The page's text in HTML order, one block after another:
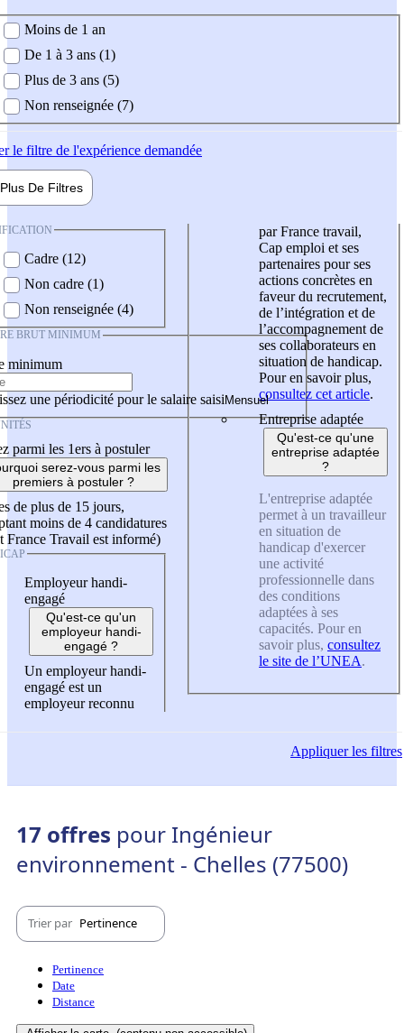
demandée
Moins de 1 an
De 1 à 3 ans (1)
Plus de 3 ans (5)
Non renseignée (7)
le filtre de l'expérience demandée
Plus De Filtres
Cadre (12)
Non cadre (1)
Non renseignée (4)
BRUT MINIMUM
minimum
une périodicité pour le salaire saisi
parmi les 1ers à postuler
serez-vous parmi les
premiers à postuler ?
de plus de 15 jours,
moins de 4 candidatures
France Travail est informé)
Employeur handi-
engagé
Qu'est-ce qu'un
employeur handi-
engagé ?
Un employeur handi-
engagé est un
employeur reconnu
par France travail,
Cap emploi et ses
partenaires pour ses
actions concrètes en
faveur du recrutement,
de l’intégration et de
l’accompagnement de
ses collaborateurs en
situation de handicap.
Pour en savoir plus,
consultez cet article.
Entreprise adaptée
Qu'est-ce qu'une
entreprise adaptée
?
L'entreprise adaptée
permet à un travailleur
en situation de
handicap d'exercer
une activité
professionnelle dans
des conditions
adaptées à ses
capacités. Pour en
savoir plus, consultez
le site de l’UNEA.
Appliquerles filtres
17 offres pour Ingénieur
environnement - Chelles (77500)
Trier par Pertinence
Pertinence
Date
Distance